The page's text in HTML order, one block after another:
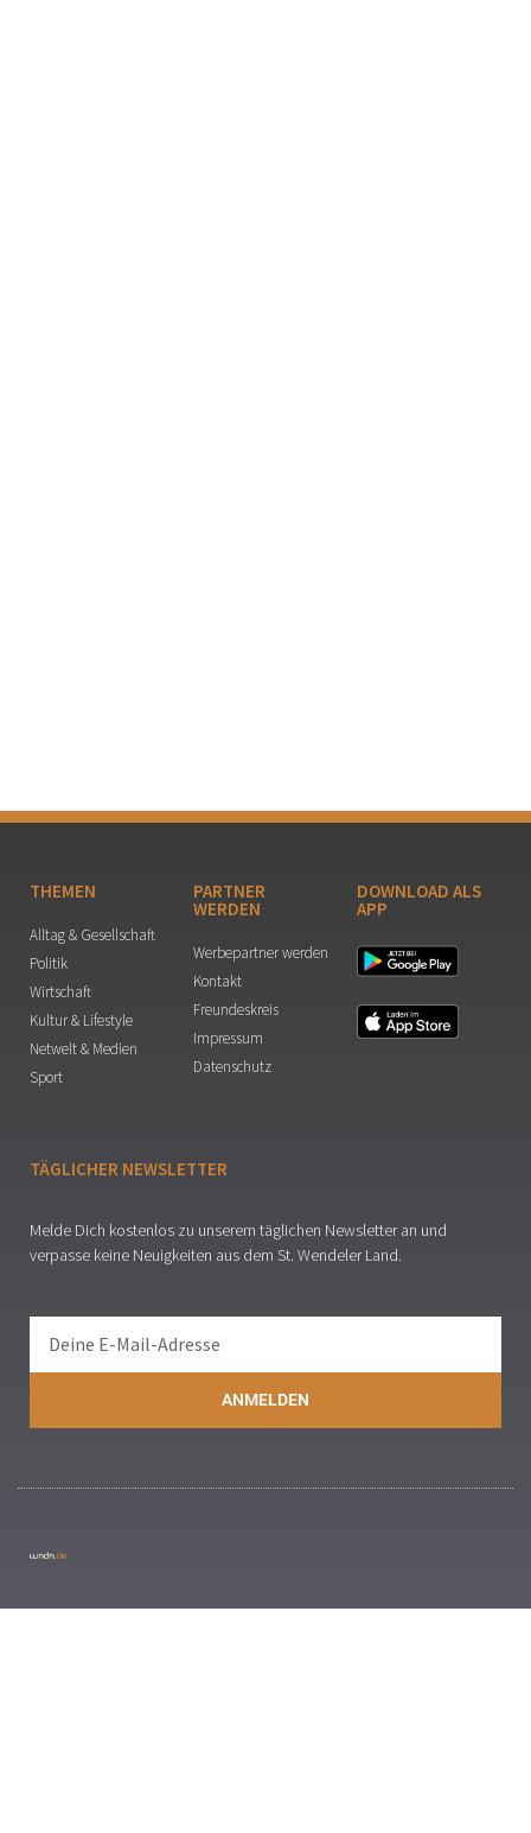
THEMEN
Alltag & Gesellschaft
Politik
Wirtschaft
Kultur & Lifestyle
Netwelt & Medien
Sport
PARTNER
WERDEN
Werbepartner werden
Kontakt
Freundeskreis
Impressum
Datenschutz
DOWNLOAD ALS
APP
TÄGLICHER NEWSLETTER
Melde Dich kostenlos zu unserem täglichen Newsletter an und
verpasse keine Neuigkeiten aus dem St. Wendeler Land.
ANMELDEN